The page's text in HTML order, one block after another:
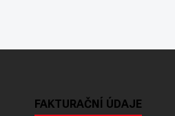
FAKTURAČNÍ ÚDAJE